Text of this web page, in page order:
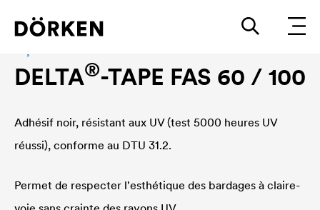
DELTA®-TAPE FAS 60 / 100
Adhésif noir, résistant aux UV (test 5000 heures UV
réussi), conforme au DTU 31.2.
Permet de respecter l'esthétique des bardages à claire-